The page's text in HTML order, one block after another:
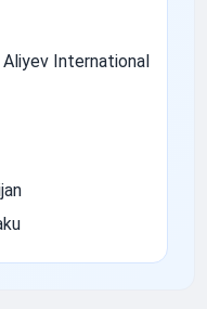
Aliyev International